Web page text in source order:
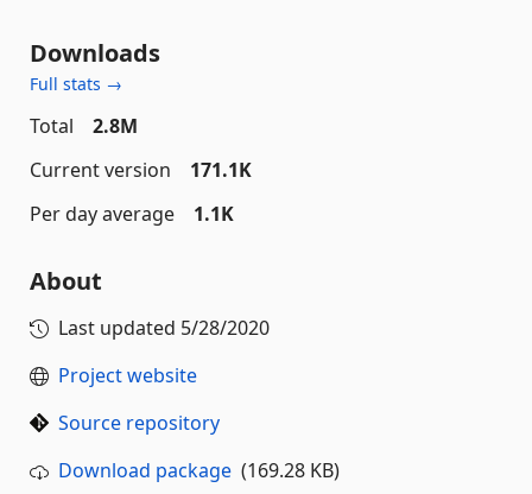
Downloads
Full stats →
Total
2.8M
Current version
171.1K
Per day average
1.1K
About
Last updated 5/28/2020
Project website
Source repository
Download package (169.28 KB)